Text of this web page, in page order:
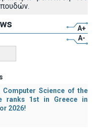
A+
A-
Science of the
ranks 1st in Greece in
2026!